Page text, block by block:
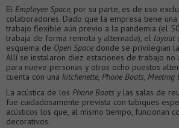
El Employee Space, por su parte, es de uso
colaboradores. Dado que la empresa tiene
trabajo flexible aún previo a la pandemia (el
trabaja de forma remota y alternada), el layout
esquema de Open Space donde se privilegian
Allí se instalaron diez estaciones de trabajo no
para nueve personas y otros ocho puestos
cuenta con una kitchenette, Phone Boots, Meeting
La acústica de los Phone Boots y las salas de
fue cuidadosamente prevista con tabiques
acústicos los que, al mismo tiempo, funcionan
decorativos.